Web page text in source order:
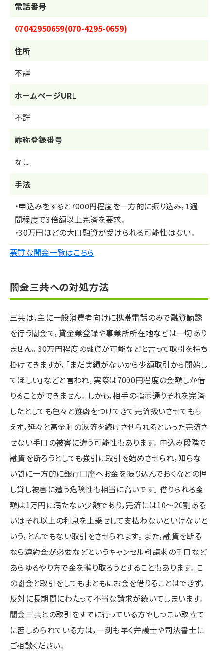
電話番号
07042950659(070-4295-0659)
住所
不詳
ホームページURL
不詳
詐称登録番号
なし
⼿法
・申込みをすると7000円程度を一方的に振り込み，1週
間程度で3倍額以上完済を要求。
・30万円ほどの大口融資が受けられる可能性はない。
悪質な闇金一覧はこちら
闇金三共への対処方法
三共は，主に一般消費者向けに携帯電話のみで融資勧誘
を行う闇金で，貸金業登録や事業所所在地などは一切あり
ません。 30万円程度の融資が可能などと言って取引を持ち
掛けてきますが，「まだ実績がないから少額取引から開始し
てほしい」などと言われ，実際は7000円程度の金額しか借
りることができません。 しかも，相手の指示通りそれを完済
したとしても色々と難癖をつけてきて完済扱いさせてもら
えず，延々と高金利の返済を続けさせられるといった完済さ
せない手口の被害に遭う可能性もあります。 申込み段階で
融資を断ろうとしても強引に取引を始めさせられ，知らな
い間に一方的に銀行口座へお金を振り込んでおくなどの押
し貸し被害に遭う危険性も相当に高いです。 借りられる金
額は1万円に満たない少額であり，完済には10～20割ある
いはそれ以上の利息を上乗せして支払わないといけないと
いう，とんでもない取引をさせられます。 また，融資を断る
なら違約金が必要などというキャンセル料請求の手口など
あらゆるやり方で金を毟り取ろうとすることもあります。 こ
の闇金と取引をしてもまともにお金を借りることはできず，
反対に長期間にわたって不当な請求が続いてしまいます。
闇金三共との取引をすでに行っている方やしつこい取立て
に苦しめられている方は，一刻も早く弁護士や司法書士に
ご相談ください。